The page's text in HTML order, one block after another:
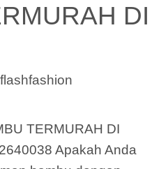
DI
TERMURAH DI
Apakah Anda